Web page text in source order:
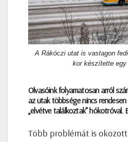
A Rákóczi utat is vastagon
kor készítette egy
Olvasóink folyamatosan arról
az utak többsége nincs
„elvétve találkoztak” hókotróval.
Több problémát is